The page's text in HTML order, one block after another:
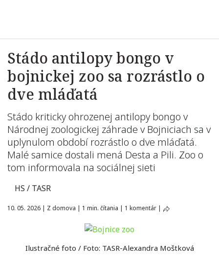
Stádo antilopy bongo v
bojnickej zoo sa rozrástlo o
dve mláďatá
Stádo kriticky ohrozenej antilopy bongo v
Národnej zoologickej záhrade v Bojniciach sa v
uplynulom období rozrástlo o dve mláďatá.
Malé samice dostali mená Desta a Pili. Zoo o
tom informovala na sociálnej sieti
HS / TASR
10. 05. 2026 | Z domova | 1 min. čítania | 1 komentár |
Ilustračné foto / Foto: TASR-Alexandra Moštková